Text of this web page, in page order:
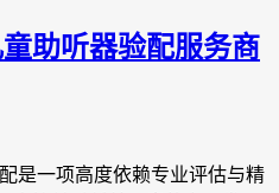
助听器验配服务商
是一项高度依赖专业评估与精